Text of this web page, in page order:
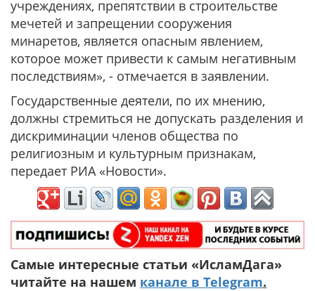
учреждениях, препятствии в строительстве
мечетей и запрещении сооружения
минаретов, является опасным явлением,
которое может привести к самым негативным
последствиям», - отмечается в заявлении.
Государственные деятели, по их мнению,
должны стремиться не допускать разделения и
дискриминации членов общества по
религиозным и культурным признакам,
передает РИА «Новости».
Самые интересные статьи «ИсламДага»
читайте на нашем канале в Telegram.